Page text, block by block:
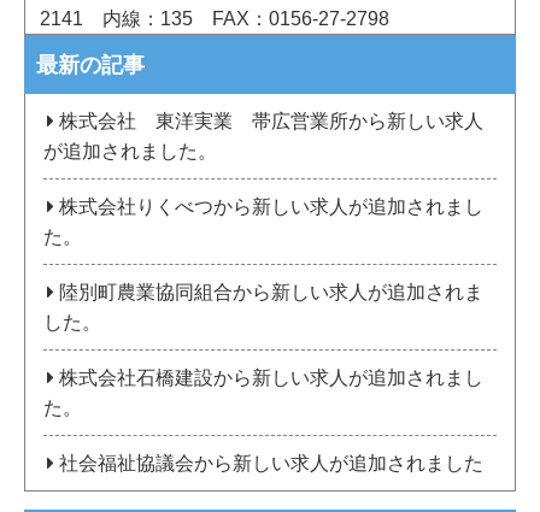
2141
内線：135 FAX：0156-27-2798
最新の記事
株式会社 東洋実業 帯広営業所から新しい求人
が追加されました。
株式会社りくべつから新しい求人が追加されまし
た。
陸別町農業協同組合から新しい求人が追加されま
した。
株式会社石橋建設から新しい求人が追加されまし
た。
社会福祉協議会から新しい求人が追加されました